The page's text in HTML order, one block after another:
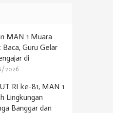
MAN 1 Muara
Guru Gelar
di
2026
RI ke-81, MAN 1
Lingkungan
Banggar dan